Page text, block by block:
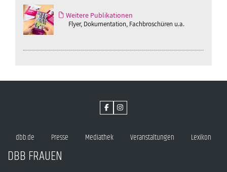
Weitere Publikationen
Flyer, Dokumentation, Fachbroschüren u.a.
dbb.de Presse Mediathek Veranstaltungen Lexikon
DBB FRAUEN